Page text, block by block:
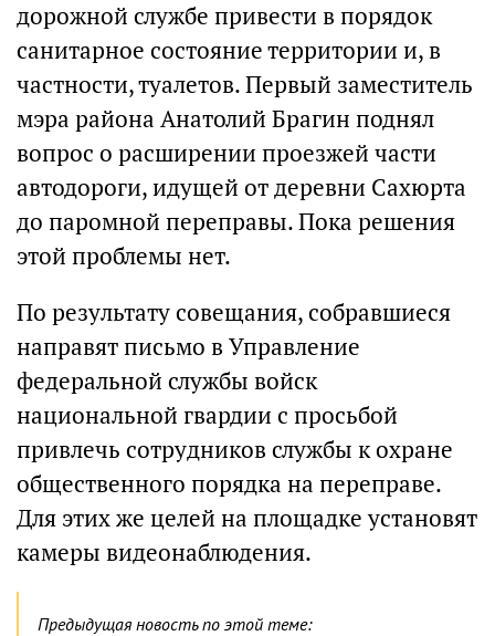
дорожной службе привести в порядок
санитарное состояние территории и, в
частности, туалетов. Первый заместитель
мэра района Анатолий Брагин поднял
вопрос о расширении проезжей части
автодороги, идущей от деревни Сахюрта
до паромной переправы. Пока решения
этой проблемы нет.
По результату совещания, собравшиеся
направят письмо в Управление
федеральной службы войск
национальной гвардии с просьбой
привлечь сотрудников службы к охране
общественного порядка на переправе.
Для этих же целей на площадке установят
камеры видеонаблюдения.
Предыдущая новость по этой теме: